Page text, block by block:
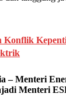
Konflik
– Menteri
Menteri